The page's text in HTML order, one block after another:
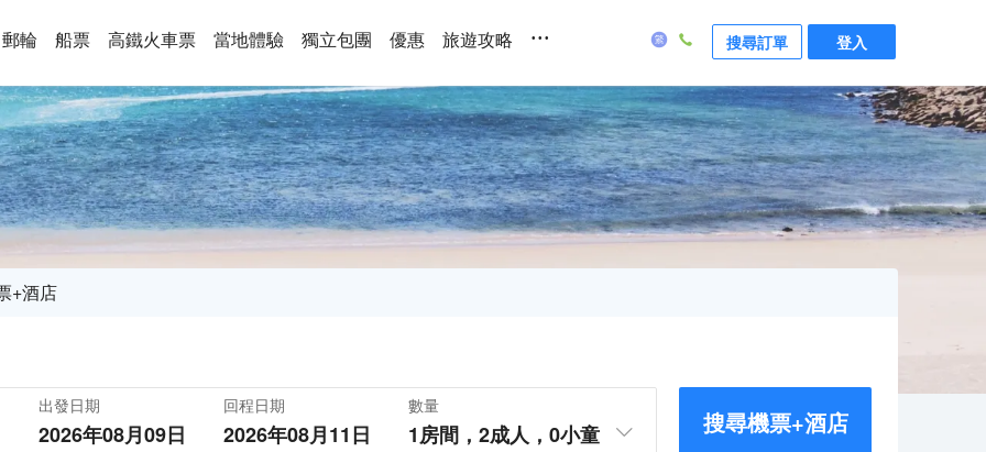
郵輪 船票 高鐵火車票 當地體驗 獨立包團 優惠 旅遊攻略 ... 搜尋訂單 登入
+酒店
出發日期
2026年08月09日
回程日期
2026年08月11日
數量
1房間， 2成人， 0小童 搜尋機票+酒店